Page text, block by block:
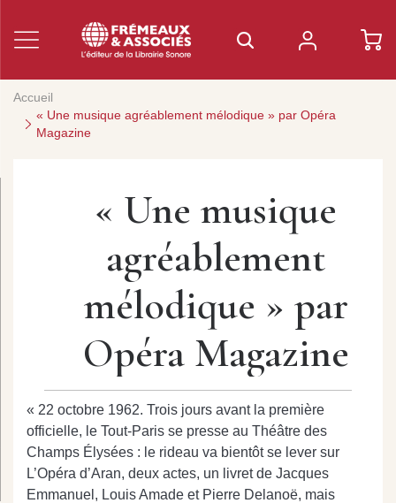
Accueil
« Une musique agréablement mélodique » par Opéra
Magazine
« Une musique
agréablement
mélodique » par
Opéra Magazine
« 22 octobre 1962. Trois jours avant la première
officielle, le Tout-Paris se presse au Théâtre des
Champs Élysées : le rideau va bientôt se lever sur
L’Opéra d’Aran, deux actes, un livret de Jacques
Emmanuel, Louis Amade et Pierre Delanoë, mais